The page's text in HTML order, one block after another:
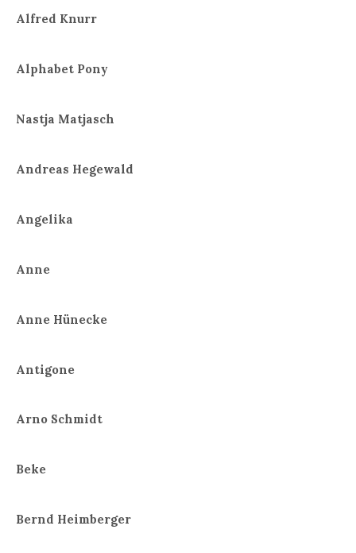
Alfred Knurr
Alphabet Pony
Nastja Matjasch
Andreas Hegewald
Angelika
Anne
Anne Hünecke
Antigone
Arno Schmidt
Beke
Bernd Heimberger